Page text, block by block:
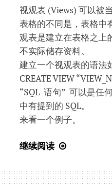
视观表 (Views) 可以被
表格的不同是，表格中
观表是建立在表格之上
不实际储存资料。
建立一个视观表的语法
CREATE VIEW
“SQL 语句” 可以是任
中有提到的 SQL。
来看一个例子。
继续阅读
门
教